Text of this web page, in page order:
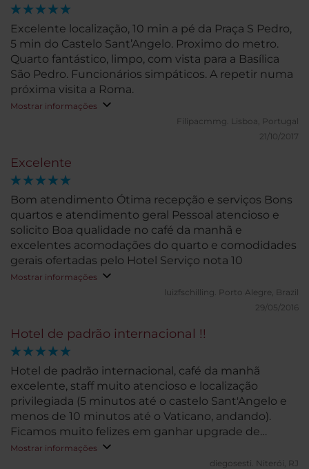
Excelente localização, 10 min a pé da Praça S Pedro,
5 min do Castelo Sant’Angelo. Proximo do metro.
Quarto fantástico, limpo, com vista para a Basílica
São Pedro. Funcionários simpáticos. A repetir numa
próxima visita a Roma.
Mostrar informações
Filipacmmg.
Lisboa, Portugal
21/10/2017
Excelente
Bom atendimento Ótima recepção e serviços Bons
quartos e atendimento geral Pessoal atencioso e
solicito Boa qualidade no café da manhã e
excelentes acomodações do quarto e comodidades
gerais ofertadas pelo Hotel Serviço nota 10
Mostrar informações
luizfschilling.
Porto Alegre, Brazil
29/05/2016
Hotel de padrão internacional !!
Hotel de padrão internacional, café da manhã
excelente, staff muito atencioso e localização
privilegiada (5 minutos até o castelo Sant'Angelo e
menos de 10 minutos até o Vaticano, andando).
Ficamos muito felizes em ganhar upgrade de
quarto sem custo adicional.
Mostrar informações
diegosesti. Niterói, RJ